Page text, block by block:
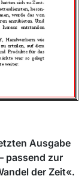
Ausgabe
passend zur
der Zeit«.